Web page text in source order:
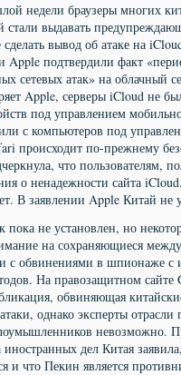
недели браузеры многих
стали выдавать
вывод об атаке на
Apple подтвердили факт
сетевых атак» на облачный
Apple, серверы iCloud не
под управлением
с компьютеров под
происходит по-прежнему
что пользователям,
о ненадежности сайта
В заявлении Apple Китай не
пока не установлен, но
на сохраняющиеся
с обвинениями в шпионаже с
На правозащитном сайте
обвиняющая
однако эксперты отрасли
невозможно.
иностранных дел Китая
и что Пекин является